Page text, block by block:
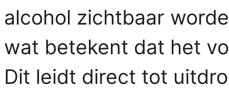
alcohol zichtbaar
wat betekent dat het
Dit leidt direct tot